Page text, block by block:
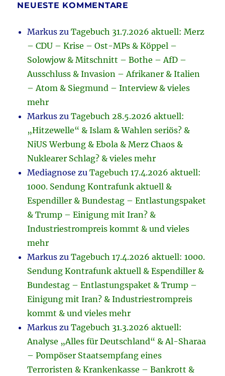
NEUESTE KOMMENTARE
Markus zuTagebuch 31.7.2026 aktuell: Merz
– CDU – Krise – Ost-MPs & Köppel –
Solowjow & Mitschnitt – Bothe – AfD –
Ausschluss & Invasion – Afrikaner & Italien
– Atom & Siegmund – Interview & vieles
mehr
Markus zuTagebuch 28.5.2026 aktuell:
„Hitzewelle“ & Islam & Wahlen seriös? &
NiUS Werbung & Ebola & Merz Chaos &
Nuklearer Schlag? & vieles mehr
Mediagnose zuTagebuch 17.4.2026 aktuell:
1000. Sendung Kontrafunk aktuell &
Espendiller & Bundestag – Entlastungspaket
& Trump – Einigung mit Iran? &
Industriestrompreis kommt & und vieles
mehr
Markus zuTagebuch 17.4.2026 aktuell: 1000.
Sendung Kontrafunk aktuell & Espendiller &
Bundestag – Entlastungspaket & Trump –
Einigung mit Iran? & Industriestrompreis
kommt & und vieles mehr
Markus zuTagebuch 31.3.2026 aktuell:
Analyse „Alles für Deutschland“ & Al-Sharaa
– Pompöser Staatsempfang eines
Terroristen & Krankenkasse – Bankrott &